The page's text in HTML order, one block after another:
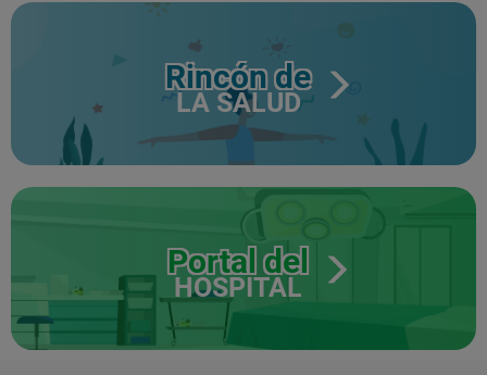
Rincón de
LA SALUD
Portal del
HOSPITAL